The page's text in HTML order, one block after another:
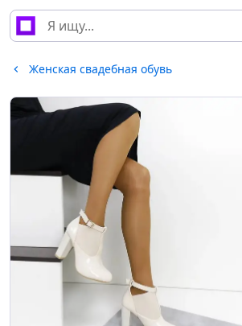
Женская свадебная обувь